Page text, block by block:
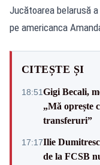
Jucătoarea belarusă
pe americanca
CITEȘTE ȘI
18:51Gigi Becali,
„Mă oprește
transferuri”
17:17Ilie
de la FCSB